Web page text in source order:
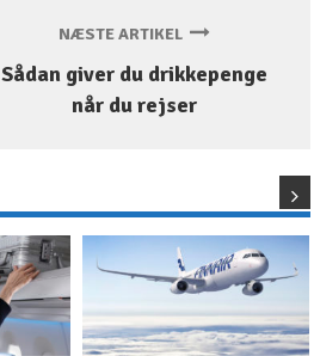
NÆSTE ARTIKEL
Sådan giver du drikkepenge
når du rejser